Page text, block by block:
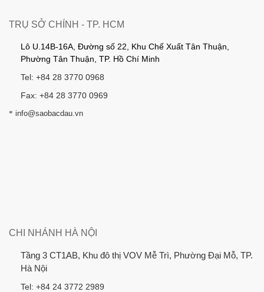
TRỤ SỞ CHÍNH - TP. HCM
Lô U.14B-16A, Đường số 22, Khu Chế Xuất Tân Thuận,
Phường Tân Thuận, TP. Hồ Chí Minh
Tel: +84 28 3770 0968
Fax: +84 28 3770 0969
* info@saobacdau.vn
CHI NHÁNH HÀ NỘI
Tầng 3 CT1AB, Khu đô thị VOV Mễ Trì, Phường Đại Mỗ, TP.
Hà Nội
Tel: +84 24 3772 2989